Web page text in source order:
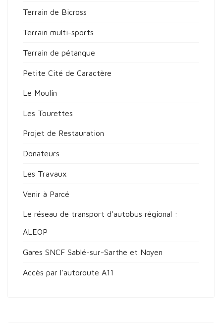
Terrain de Bicross
Terrain multi-sports
Terrain de pétanque
Petite Cité de Caractère
Le Moulin
Les Tourettes
Projet de Restauration
Donateurs
Les Travaux
Venir à Parcé
Le réseau de transport d'autobus régional :
ALEOP
Gares SNCF Sablé-sur-Sarthe et Noyen
Accès par l'autoroute A11